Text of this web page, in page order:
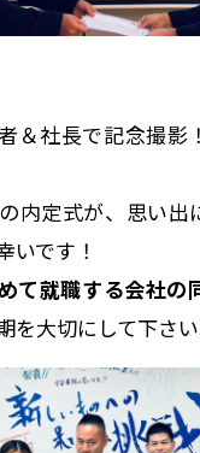
＆社長で記念撮影
内定式が、思い出
いです！
て就職する会社の
を大切にして下さい